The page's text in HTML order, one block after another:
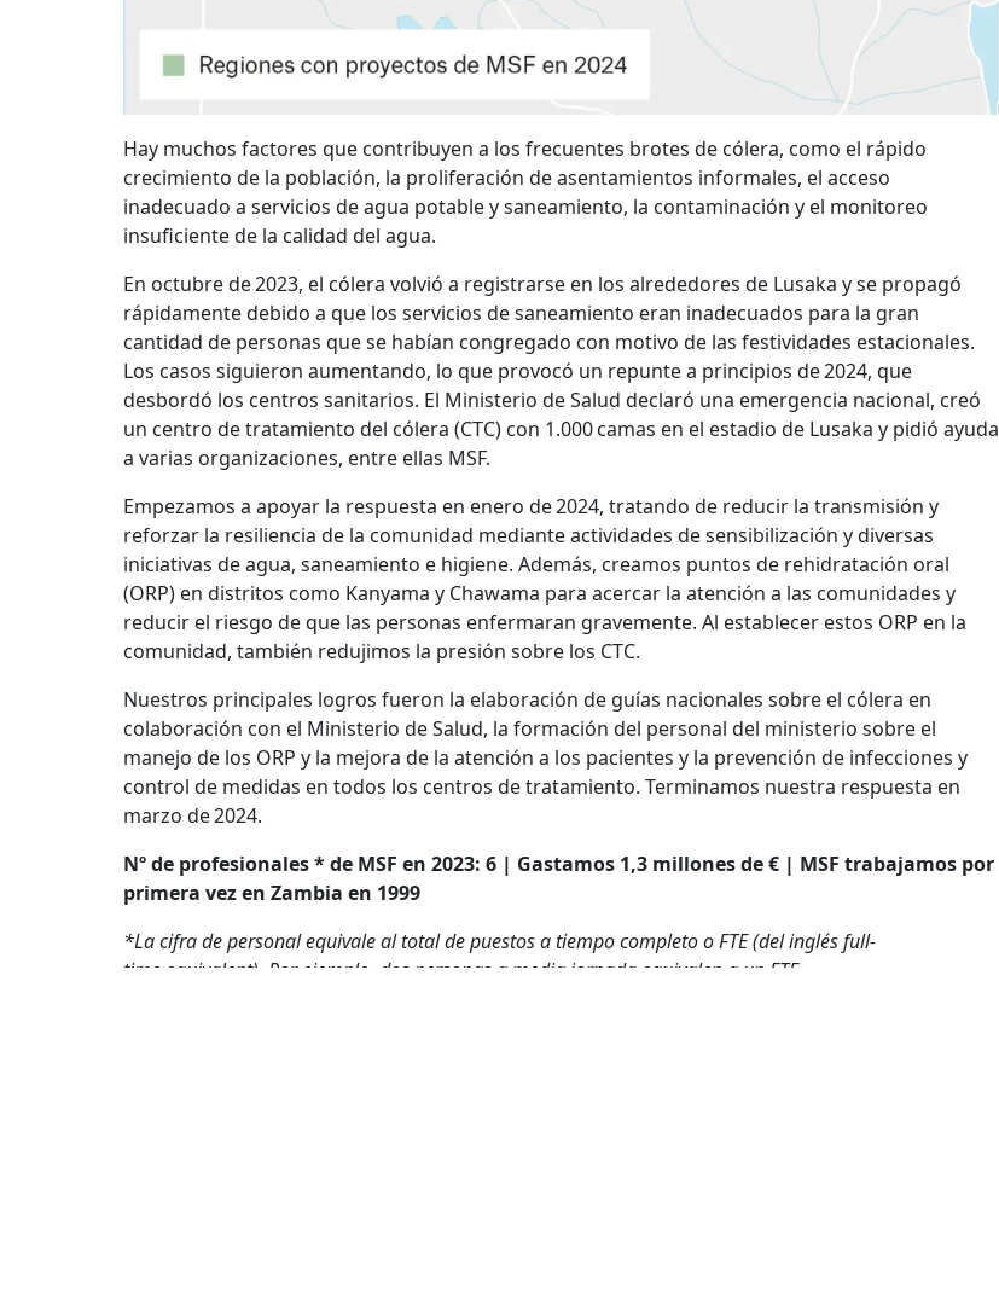
Hay muchos factores que contribuyen a los frecuentes brotes de cólera, como el rápido
crecimiento de la población, la proliferación de asentamientos informales, el acceso
inadecuado a servicios de agua potable y saneamiento, la contaminación y el monitoreo
insuficiente de la calidad del agua.
En octubre de 2023, el cólera volvió a registrarse en los alrededores de Lusaka y se propagó
rápidamente debido a que los servicios de saneamiento eran inadecuados para la gran
cantidad de personas que se habían congregado con motivo de las festividades estacionales.
Los casos siguieron aumentando, lo que provocó un repunte a principios de 2024, que
desbordó los centros sanitarios. El Ministerio de Salud declaró una emergencia nacional, creó
un centro de tratamiento del cólera (CTC) con 1.000 camas en el estadio de Lusaka y pidió ayuda
a varias organizaciones, entre ellas MSF.
Empezamos a apoyar la respuesta en enero de 2024, tratando de reducir la transmisión y
reforzar la resiliencia de la comunidad mediante actividades de sensibilización y diversas
iniciativas de agua, saneamiento e higiene. Además, creamos puntos de rehidratación oral
(ORP) en distritos como Kanyama y Chawama para acercar la atención a las comunidades y
reducir el riesgo de que las personas enfermaran gravemente. Al establecer estos ORP en la
comunidad, también redujimos la presión sobre los CTC.
Nuestros principales logros fueron la elaboración de guías nacionales sobre el cólera en
colaboración con el Ministerio de Salud, la formación del personal del ministerio sobre el
manejo de los ORP y la mejora de la atención a los pacientes y la prevención de infecciones y
control de medidas en todos los centros de tratamiento. Terminamos nuestra respuesta en
marzo de 2024.
Nº de profesionales * de MSF en 2023: 6 | Gastamos 1,3 millones de € | MSF trabajamos por
primera vez en Zambia en 1999
*La cifra de personal equivale al total de puestos a tiempo completo o FTE (del inglés full-
time equivalent). Por ejemplo, dos personas a media jornada equivalen a un FTE.